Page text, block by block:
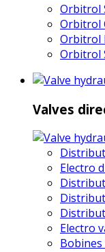
Orbitrol
Orbitrol
Orbitrol
Orbitrol
Valves
Electro
Electro